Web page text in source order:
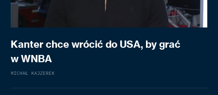
Kanter chce wrócić do USA, by grać
w WNBA
MICHAŁ KAJZEREK